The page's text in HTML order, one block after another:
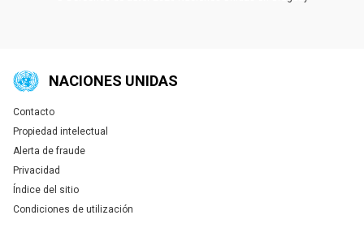
NACIONES UNIDAS
Global U.N. menu
Contacto
Propiedad intelectual
Alerta de fraude
Privacidad
Índice del sitio
Condiciones de utilización